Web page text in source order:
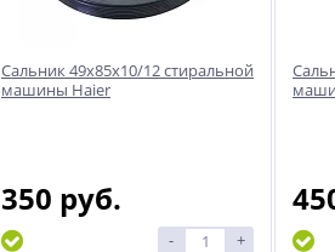
Сальник 49x85x10/12 стиральной
машины Haier
350 руб.
- +